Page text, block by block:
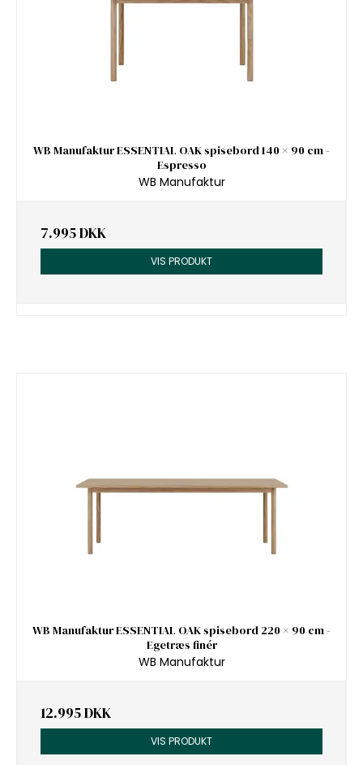
WB Manufaktur ESSENTIAL OAK spisebord 140 × 90 cm -
Espresso
WB Manufaktur
7.995 DKK
VIS PRODUKT
WB Manufaktur ESSENTIAL OAK spisebord 220 × 90 cm -
Egetræs finér
WB Manufaktur
12.995 DKK
VIS PRODUKT